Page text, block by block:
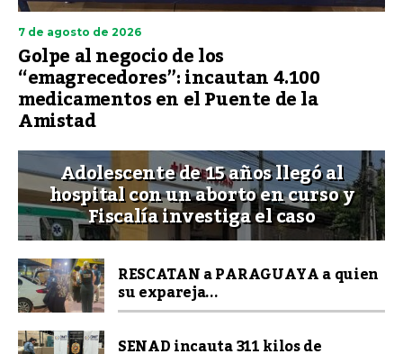
7 de agosto de 2026
Golpe al negocio de los
“emagrecedores”: incautan 4.100
medicamentos en el Puente de la
Amistad
Adolescente de 15 años llegó al
hospital con un aborto en curso y
Fiscalía investiga el caso
RESCATAN a PARAGUAYA a quien
su expareja...
SENAD incauta 311 kilos de